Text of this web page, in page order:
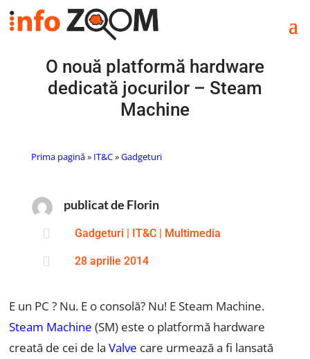
O nouă platformă hardware
dedicată jocurilor – Steam
Machine
Prima pagină» IT&C»Gadgeturi
publicat de Florin

Gadgeturi IT&C| Multimedia
 28 aprilie 2014
E un PC ? Nu. E o consolă? Nu! E Steam Machine.
Steam Machine (SM) este o platformă hardware
creată de cei de laValve care urmează a fi lansată